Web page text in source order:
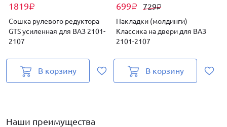
1819₽
Сошка рулевого редуктора
GTS усиленная для ВАЗ 2101-
2107
В корзину
699₽ 729₽
Накладки (молдинги)
Классика на двери для ВАЗ
2101-2107
В корзину
Наши преимущества